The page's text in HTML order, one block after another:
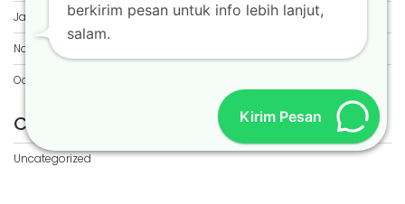
January 2026
November 2025
October 2025
CATEGORIES
Uncategorized
Kirim Pesan
berkirim pesan untuk info lebih lanjut,
salam.